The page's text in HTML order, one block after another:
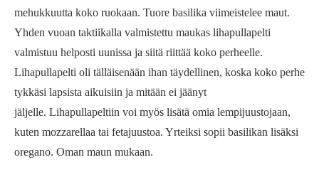
mehukkuutta koko ruokaan. Tuore basilika viimeistelee maut.
Yhden vuoan taktiikalla valmistettu maukas lihapullapelti
valmistuu helposti uunissa ja siitä riittää koko perheelle.
Lihapullapelti oli tälläisenään ihan täydellinen, koska koko perhe
tykkäsi lapsista aikuisiin ja mitään ei jäänyt
jäljelle. Lihapullapeltiin voi myös lisätä omia lempijuustojaan,
kuten mozzarellaa tai fetajuustoa. Yrteiksi sopii basilikan lisäksi
oregano. Oman maun mukaan.